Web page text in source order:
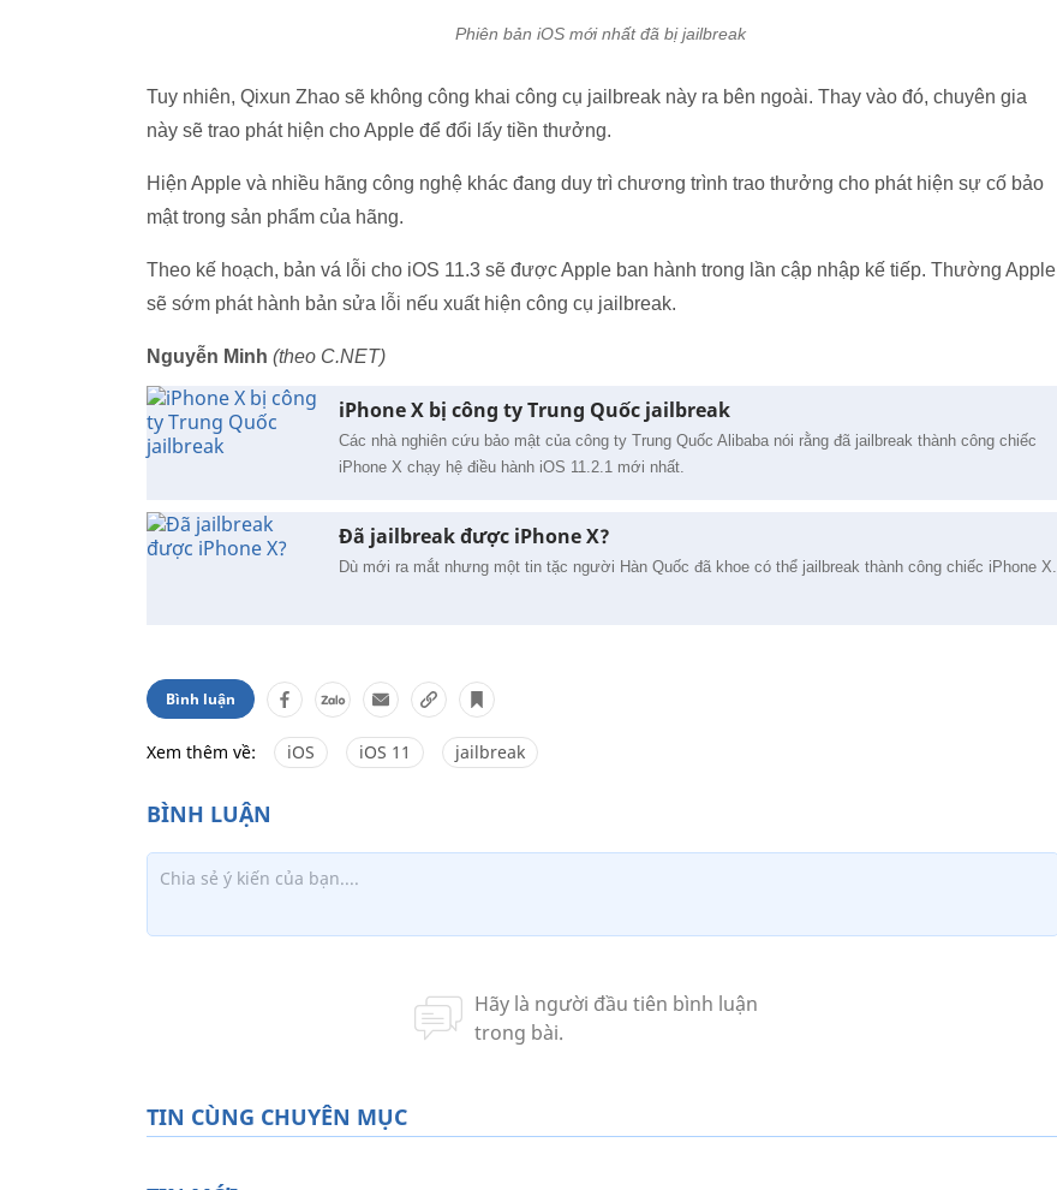
Phiên bản iOS mới nhất đã bị jailbreak
Tuy nhiên, Qixun Zhao sẽ không công khai công cụ jailbreak này ra bên ngoài. Thay vào đó, chuyên gia
này sẽ trao phát hiện cho Apple để đổi lấy tiền thưởng.
Hiện Apple và nhiều hãng công nghệ khác đang duy trì chương trình trao thưởng cho phát hiện sự cố bảo
mật trong sản phẩm của hãng.
Theo kế hoạch, bản vá lỗi cho iOS 11.3 sẽ được Apple ban hành trong lần cập nhập kế tiếp. Thường Apple
sẽ sớm phát hành bản sửa lỗi nếu xuất hiện công cụ jailbreak.
Nguyễn Minh (theo C.NET)
iPhone X bị công ty Trung Quốc jailbreak
Các nhà nghiên cứu bảo mật của công ty Trung Quốc Alibaba nói rằng đã jailbreak thành công chiếc
iPhone X chạy hệ điều hành iOS 11.2.1 mới nhất.
Đã jailbreak được iPhone X?
Dù mới ra mắt nhưng một tin tặc người Hàn Quốc đã khoe có thể jailbreak thành công chiếc iPhone X.
Bình luận
Xem thêm về: iOS iOS 11 jailbreak
TIN CÙNG CHUYÊN MỤC